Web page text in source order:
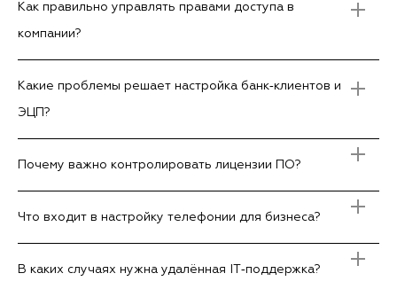
Как правильно управлять правами доступа в
компании?
Какие проблемы решает настройка банк‑клиентов и
ЭЦП?
Почему важно контролировать лицензии ПО?
Что входит в настройку телефонии для бизнеса?
В каких случаях нужна удалённая IT‑поддержка?